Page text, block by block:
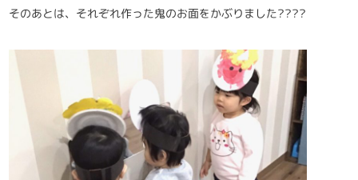
そのあとは、それぞれ作った鬼のお面をかぶりました????